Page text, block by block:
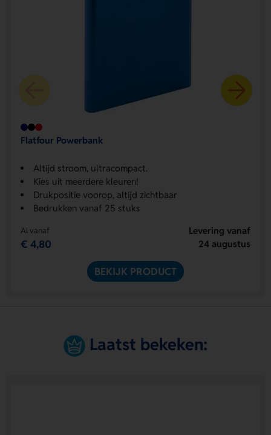
Flatfour Powerbank
Altijd stroom, ultracompact.
Kies uit meerdere kleuren!
Drukpositie voorop, altijd zichtbaar
Bedrukken vanaf 25 stuks
Al vanaf
€ 4,80
Levering vanaf
24 augustus
BEKIJK PRODUCT
Laatst bekeken: